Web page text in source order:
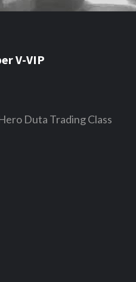
V-VIP
Duta Trading Class